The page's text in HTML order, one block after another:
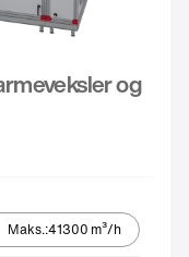
og
Maks.:41300 m³/h